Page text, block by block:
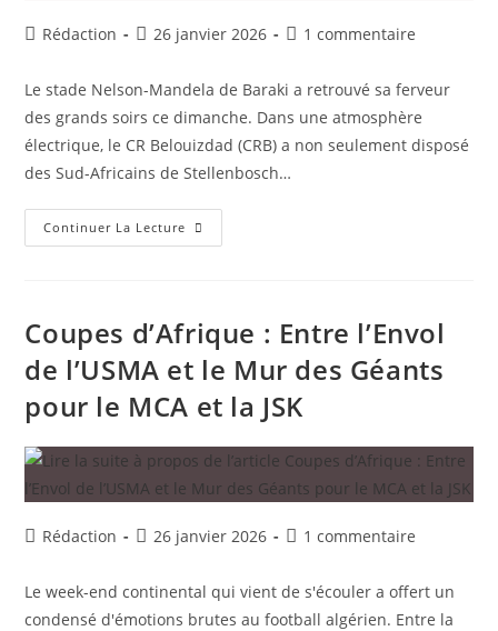
Auteur/autrice
la
publication :
Rédaction
Publication
26 janvier 2026
Commentaires
la
publication :
1 commentaire
Le stade Nelson-Mandela de Baraki a retrouvé sa ferveur
des grands soirs ce dimanche. Dans une atmosphère
électrique, le CR Belouizdad (CRB) a non seulement disposé
des Sud-Africains de Stellenbosch…
Continuer La Lecture Coupe
De
Le
CRB
Reprend
Le
Trône
Baraki
Soigne
Son
Coupes d’Afrique : Entre l’Envol
de l’USMA et le Mur des Géants
pour le MCA et la JSK
Auteur/autrice
la
publication :
Rédaction
Publication
26 janvier 2026
Commentaires
la
publication :
1 commentaire
Le week-end continental qui vient de s'écouler a offert un
condensé d'émotions brutes au football algérien. Entre la